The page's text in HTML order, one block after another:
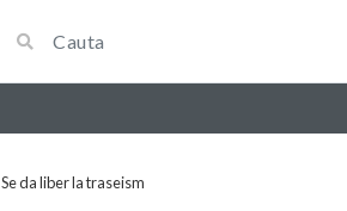
Se da liber la traseism